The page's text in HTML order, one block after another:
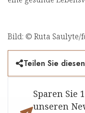
Bild: © Ruta Saulyte/
Teilen Sie
Sparen Sie
unseren